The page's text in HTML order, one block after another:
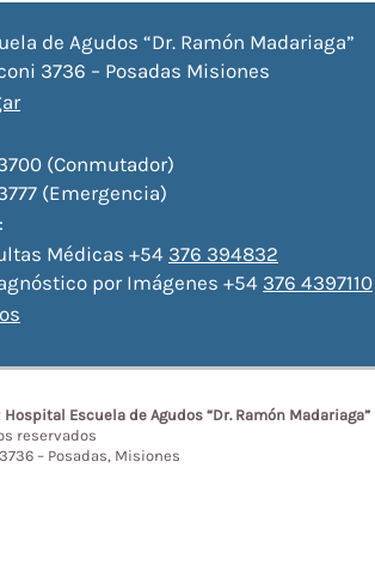
de Agudos “Dr. Ramón Madariaga”
3736 – Posadas Misiones
(Conmutador)
(Emergencia)
Médicas +54 376 394832
por Imágenes +54 376 4397110
Escuela de Agudos “Dr. Ramón Madariaga”
reservados
– Posadas, Misiones